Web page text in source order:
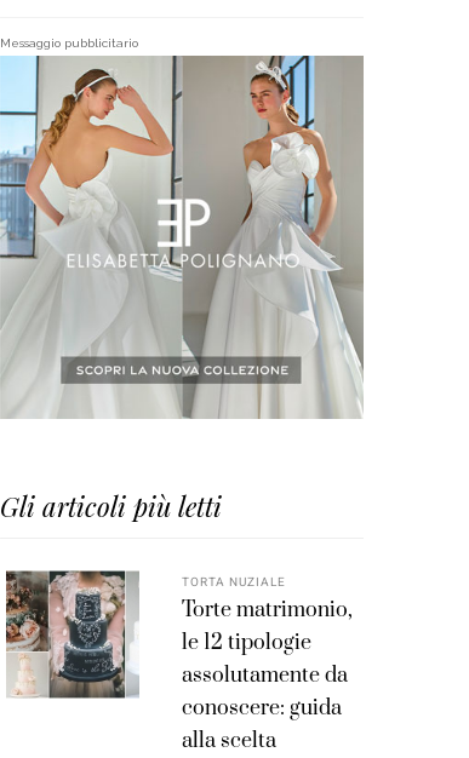
Messaggio pubblicitario
Gli articoli più letti
TORTA NUZIALE
Torte matrimonio,
le 12 tipologie
assolutamente da
conoscere: guida
alla scelta